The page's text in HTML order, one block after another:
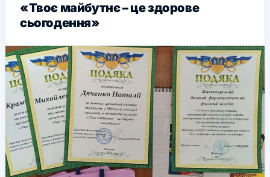
«Твоє майбутнє – це здорове
сьогодення»